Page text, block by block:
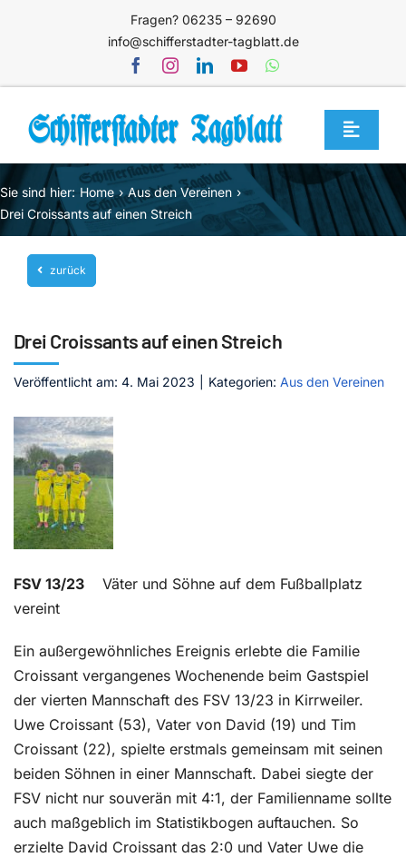
Fragen? 06235 – 92690
info@schifferstadter-tagblatt.de
Toggle
Home
Themen
Blog
Unternehmen
Mediathek
Kontakt
Sie sind hier: Home
Aus den Vereinen
Drei Croissants auf einen Streich
zurück
Drei Croissants auf einen Streich
Veröffentlicht am: 4. Mai 2023 Kategorien: Aus den Vereinen
FSV 13/23 Väter und Söhne auf dem Fußballplatz
vereint
Ein außergewöhnliches Ereignis erlebte die Familie
Croissant vergangenes Wochenende beim Gastspiel
der vierten Mannschaft des FSV 13/23 in Kirrweiler.
Uwe Croissant (53), Vater von David (19) und Tim
Croissant (22), spielte erstmals gemeinsam mit seinen
beiden Söhnen in einer Mannschaft. Dabei siegte der
FSV nicht nur souverän mit 4:1, der Familienname sollte
auch maßgeblich im Statistikbogen auftauchen. So
erzielte David Croissant das 2:0 und Vater Uwe die